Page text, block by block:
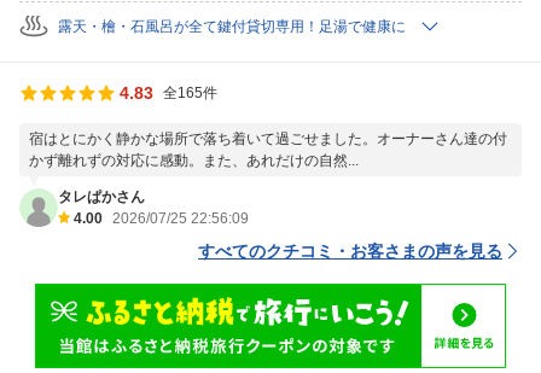
露天・檜・石風呂が全て鍵付貸切専用！足湯で健康に
4.83 全165件
宿はとにかく静かな場所で落ち着いて過ごせました。オーナーさん達の付
かず離れずの対応に感動。また、あれだけの自然...
タレぱかさん
4.00 2026/07/25 22:56:09
すべてのクチコミ・お客さまの声を見る